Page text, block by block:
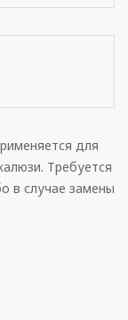
для
Требуется
в случае замены